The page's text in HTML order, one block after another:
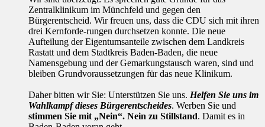
Zentralklinikum im Münchfeld und gegen den
Bürgerentscheid. Wir freuen uns, dass die CDU sich mit ihren
drei Kernforde-rungen durchsetzen konnte. Die neue
Aufteilung der Eigentumsanteile zwischen dem Landkreis
Rastatt und dem Stadtkreis Baden-Baden, die neue
Namensgebung und der Gemarkungstausch waren, sind und
bleiben Grundvoraussetzungen für das neue Klinikum.
Daher bitten wir Sie: Unterstützen Sie uns. Helfen Sie uns im
Wahlkampf dieses Bürgerentscheides. Werben Sie und
stimmen Sie mit „Nein“. Nein zu Stillstand. Damit es in